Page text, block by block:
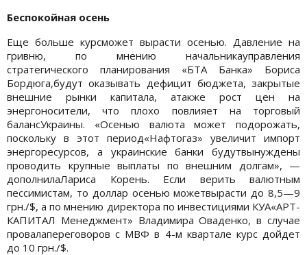
Беспокойная осень
Еще больше курсможет вырасти осенью. Давление на
гривню, по мнению начальникауправления
стратегического планирования «БТА Банка» Бориса
Бордюга,будут оказывать дефицит бюджета, закрытые
внешние рынки капитала, атакже рост цен на
энергоносители, что плохо повлияет на торговый
балансУкраины. «Осенью валюта может подорожать,
поскольку в этот период«Нафтогаз» увеличит импорт
энергоресурсов, а украинские банки будутвынуждены
проводить крупные выплаты по внешним долгам», —
дополнилаЛариса Корень. Если верить валютным
пессимистам, то доллар осенью можетвырасти до 8,5—9
грн./$, а по мнению директора по инвестициями КУА«АРТ-
КАПИТАЛ Менеджмент» Владимира Оваденко, в случае
провалапереговоров с МВФ в 4-м квартале курс дойдет
до 10 грн./$.